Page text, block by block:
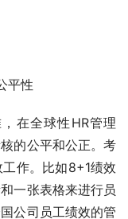
平性
在全球性HR管理
的公平和公正。考
作。比如8+1绩效
一张表格来进行员
公司员工绩效的管